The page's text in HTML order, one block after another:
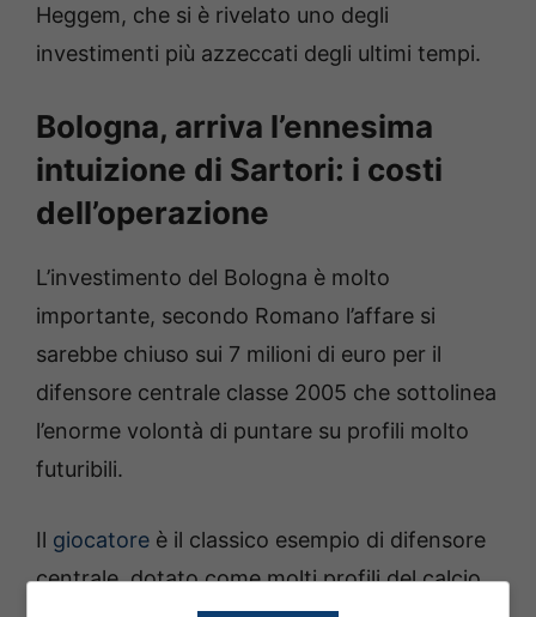
Heggem, che si è rivelato uno degli
investimenti più azzeccati degli ultimi tempi.
Bologna, arriva l’ennesima
intuizione di Sartori: i costi
dell’operazione
L’investimento del Bologna è molto
importante, secondo Romano l’affare si
sarebbe chiuso sui 7 milioni di euro per il
difensore centrale classe 2005 che sottolinea
l’enorme volontà di puntare su profili molto
futuribili.
Il giocatore è il classico esempio di difensore
centrale, dotato come molti profili del calcio